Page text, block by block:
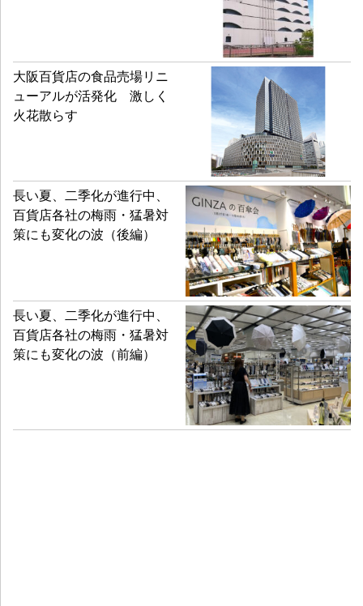
大阪百貨店の食品売場リニ
ューアルが活発化 激しく
火花散らす
長い夏、二季化が進行中、
百貨店各社の梅雨・猛暑対
策にも変化の波（後編）
長い夏、二季化が進行中、
百貨店各社の梅雨・猛暑対
策にも変化の波（前編）